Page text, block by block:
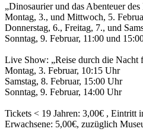
„Dinosaurier und das Abenteuer des
Montag, 3., und Mittwoch, 5.
Donnerstag, 6., Freitag, 7., und
Sonntag, 9. Februar, 11:00 und
Live Show: „Reise durch die Nacht
Montag, 3. Februar, 10:15 Uhr
Samstag, 8. Februar, 15:00 Uhr
Sonntag, 9. Februar, 14:00 Uhr
Tickets < 19 Jahren: 3,00€ , Eintritt
Erwachsene: 5,00€, zuzüglich